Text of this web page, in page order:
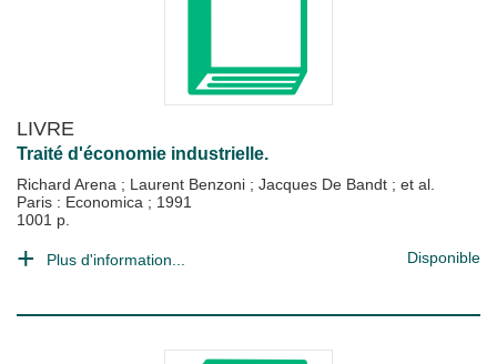
LIVRE
Traité d'économie industrielle.
Richard Arena ; Laurent Benzoni ; Jacques De Bandt ; et al.
Paris : Economica ; 1991
1001 p.
Plus d'information... Disponible